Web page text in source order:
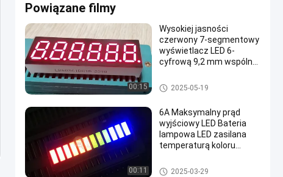
Powiązane filmy
00:15
Wysokiej jasności
czerwony 7-segmentowy
wyświetlacz LED 6-
cyfrową 9,2 mm wspólną
odliczania czasu
7 segmentowy wyświetlacz LE
D
2025-05-19
00:11
6A Maksymalny prąd
wyjściowy LED Bateria
lampowa LED zasilana
temperaturą koloru
pasek światła led
2025-03-29